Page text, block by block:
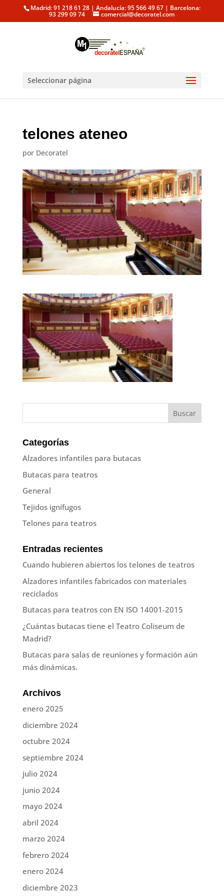
Madrid: 91 218 61 28 | Andalucía: 95 566 49 67 | Barcelona:
93 299 09 74 comercial@decoratel.com
Seleccionar página
telones ateneo
por Decoratel
Categorías
Alzadores infantiles para butacas
Butacas para teatros
General
Tejidos ignífugos
Telones para teatros
Entradas recientes
Cuando hubieren abiertos los telones de teatros
Alzadores infantiles fabricados con materiales
reciclados
Butacas para teatros con EN ISO 14001-2015
¿Cuántas butacas tiene el Teatro Coliseum de
Madrid?
Butacas para salas de reuniones y formación aún
más dinámicas.
Archivos
enero 2025
diciembre 2024
octubre 2024
septiembre 2024
julio 2024
junio 2024
mayo 2024
abril 2024
marzo 2024
febrero 2024
enero 2024
diciembre 2023